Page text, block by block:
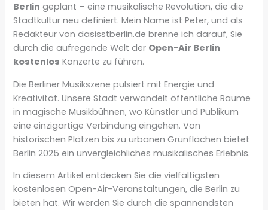
Berlin geplant – eine musikalische Revolution, die die
Stadtkultur neu definiert. Mein Name ist Peter, und als
Redakteur von dasisstberlin.de brenne ich darauf, Sie
durch die aufregende Welt der Open-Air Berlin
kostenlos Konzerte zu führen.
Die Berliner Musikszene pulsiert mit Energie und
Kreativität. Unsere Stadt verwandelt öffentliche Räume
in magische Musikbühnen, wo Künstler und Publikum
eine einzigartige Verbindung eingehen. Von
historischen Plätzen bis zu urbanen Grünflächen bietet
Berlin 2025 ein unvergleichliches musikalisches Erlebnis.
In diesem Artikel entdecken Sie die vielfältigsten
kostenlosen Open-Air-Veranstaltungen, die Berlin zu
bieten hat. Wir werden Sie durch die spannendsten